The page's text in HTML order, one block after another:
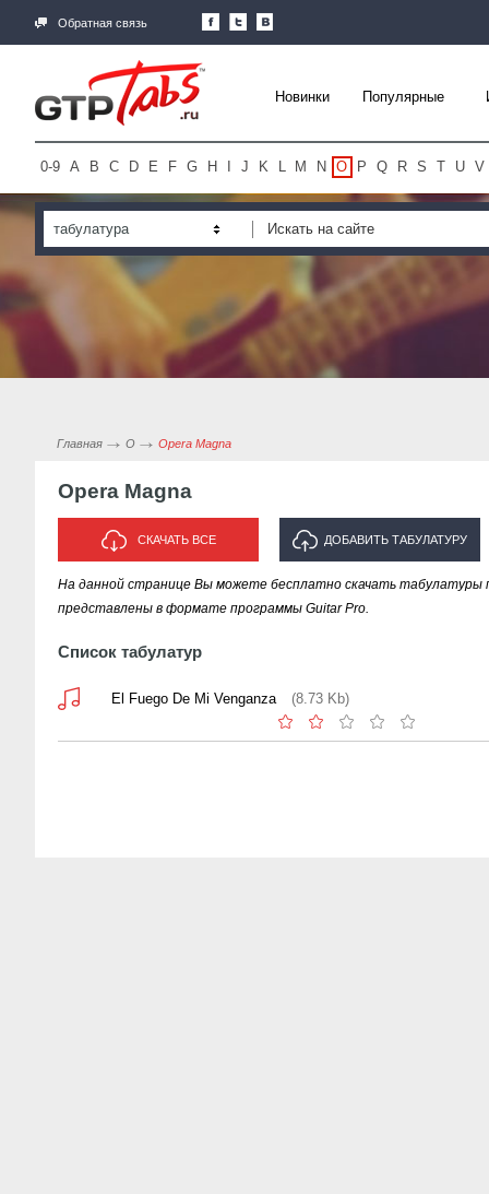
Обратная связь
Новинки Популярные
0-9 A B C D E F G H J K L M N O P Q R S T U V
табулатура
Главная O Opera Magna
Opera Magna
СКАЧАТЬ ВСЕ ДОБАВИТЬ ТАБУЛАТУРУ
ИСПОЛНИТЕЛЯ "OPERA MAGNA"
На данной странице Вы можете бесплатно скачать табулатуры
представлены в формате программы Guitar Pro.
Список табулатур
El Fuego De Mi Venganza (8.73 Kb)